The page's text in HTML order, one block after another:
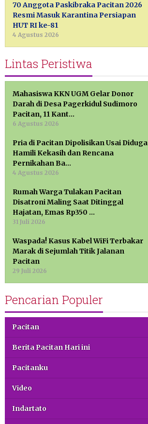
70 Anggota Paskibraka Pacitan 2026
Resmi Masuk Karantina Persiapan
HUT RI ke-81
4 Agustus 2026
Lintas Peristiwa
Mahasiswa KKN UGM Gelar Donor
Darah di Desa Pagerkidul Sudimoro
Pacitan, 11 Kant…
6 Agustus 2026
Pria di Pacitan Dipolisikan Usai Diduga
Hamili Kekasih dan Rencana
Pernikahan Ba…
4 Agustus 2026
Rumah Warga Tulakan Pacitan
Disatroni Maling Saat Ditinggal
Hajatan, Emas Rp350 …
31 Juli 2026
Waspada! Kasus Kabel WiFi Terbakar
Marak di Sejumlah Titik Jalanan
Pacitan
29 Juli 2026
Pencarian Populer
Pacitan
Berita Pacitan Hari ini
Pacitanku
Video
Indartato